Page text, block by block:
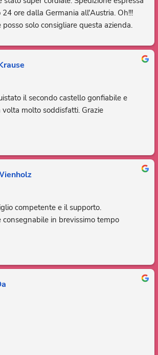
ore dalla Germania all'Austria. Oh!!!
posso solo consigliare questa azienda.
il secondo castello gonfiabile e
volta molto soddisfatti. Grazie
competente e il supporto.
consegnabile in brevissimo tempo